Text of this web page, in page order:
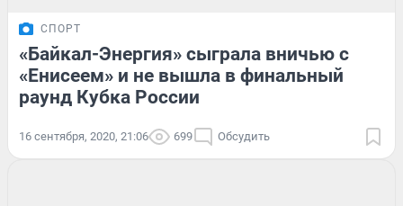
СПОРТ
«Байкал-Энергия» сыграла вничью с
«Енисеем» и не вышла в финальный
раунд Кубка России
16 сентября, 2020, 21:06 699 Обсудить